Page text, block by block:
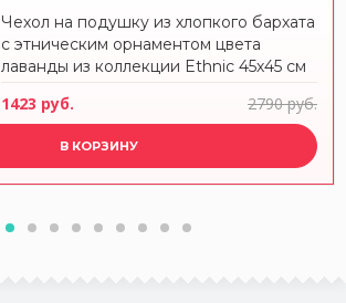
Чехол на подушку из хлопкого бархата
с этническим орнаментом цвета
лаванды из коллекции Ethnic 45х45 см
1423 руб. 2790 руб.
В КОРЗИНУ